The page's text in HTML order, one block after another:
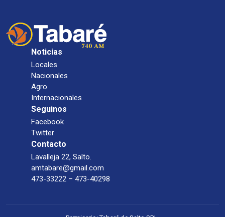
Noticias
Locales
Nacionales
Agro
Internacionales
Seguinos
Facebook
Twitter
Contacto
Lavalleja 22, Salto.
amtabare@gmail.com
473-33222 – 473-40298